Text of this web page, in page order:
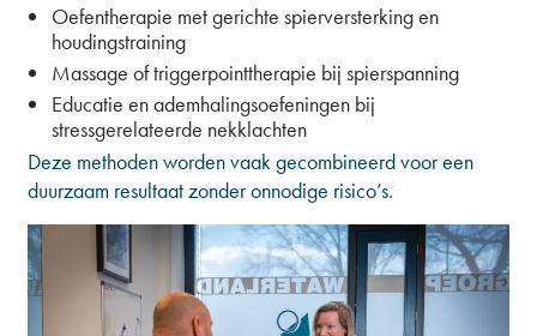
Oefentherapie met gerichte spierversterking en
houdingstraining
Massage of triggerpointtherapie bij spierspanning
Educatie en ademhalingsoefeningen bij
stressgerelateerde nekklachten
Deze methoden worden vaak gecombineerd voor een
duurzaam resultaat zonder onnodige risico’s.